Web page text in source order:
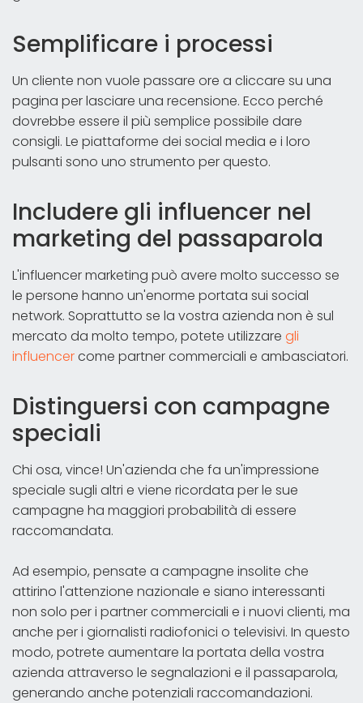
Semplificare i processi
Un cliente non vuole passare ore a cliccare su una
pagina per lasciare una recensione. Ecco perché
dovrebbe essere il più semplice possibile dare
consigli. Le piattaforme dei social media e i loro
pulsanti sono uno strumento per questo.
Includere gli influencer nel
marketing del passaparola
L'influencer marketing può avere molto successo se
le persone hanno un'enorme portata sui social
network. Soprattutto se la vostra azienda non è sul
mercato da molto tempo, potete utilizzare gli
influencercome partner commerciali e ambasciatori.
Distinguersi con campagne
speciali
Chi osa, vince! Un'azienda che fa un'impressione
speciale sugli altri e viene ricordata per le sue
campagne ha maggiori probabilità di essere
raccomandata.
Ad esempio, pensate a campagne insolite che
attirino l'attenzione nazionale e siano interessanti
non solo per i partner commerciali e i nuovi clienti, ma
anche per i giornalisti radiofonici o televisivi. In questo
modo, potrete aumentare la portata della vostra
azienda attraverso le segnalazioni e il passaparola,
generando anche potenziali raccomandazioni.